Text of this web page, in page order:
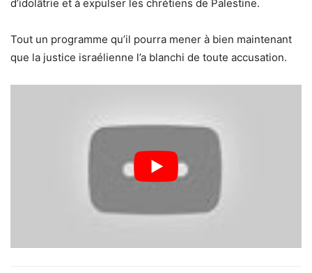
d’idolâtrie et à expulser les chrétiens de Palestine.
Tout un programme qu’il pourra mener à bien maintenant
que la justice israélienne l’a blanchi de toute accusation.